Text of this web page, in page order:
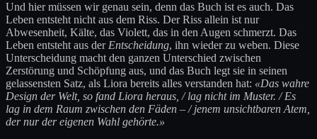
Und hier müssen wir genau sein, denn das Buch ist es auch. Das
Leben entsteht nicht aus dem Riss. Der Riss allein ist nur
Abwesenheit, Kälte, das Violett, das in den Augen schmerzt. Das
Leben entsteht aus der Entscheidung, ihn wieder zu weben. Diese
Unterscheidung macht den ganzen Unterschied zwischen
Zerstörung und Schöpfung aus, und das Buch legt sie in seinen
gelassensten Satz, als Liora bereits alles verstanden hat: «Das wahre
Design der Welt, so fand Liora heraus, / lag nicht im Muster. / Es
lag in dem Raum zwischen den Fäden – / jenem unsichtbaren Atem,
der nur der eigenen Wahl gehörte.»